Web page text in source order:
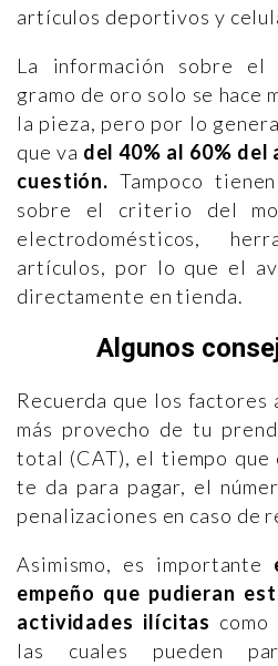
artículos deportivos y
La información sobre
gramo de oro solo se hace
la pieza, pero por lo
que va del 40% al 60% del
cuestión.Tampoco
sobre el criterio del
electrodomésticos,
artículos, por lo que el
directamente en tienda.
Algunos
Recuerda que los factores
más provecho de tu
total (CAT), el tiempo que
te da para pagar, el
penalizaciones en caso de
Asimismo, es importante
empeño que pudieran
actividades ilícitas
las cuales pueden